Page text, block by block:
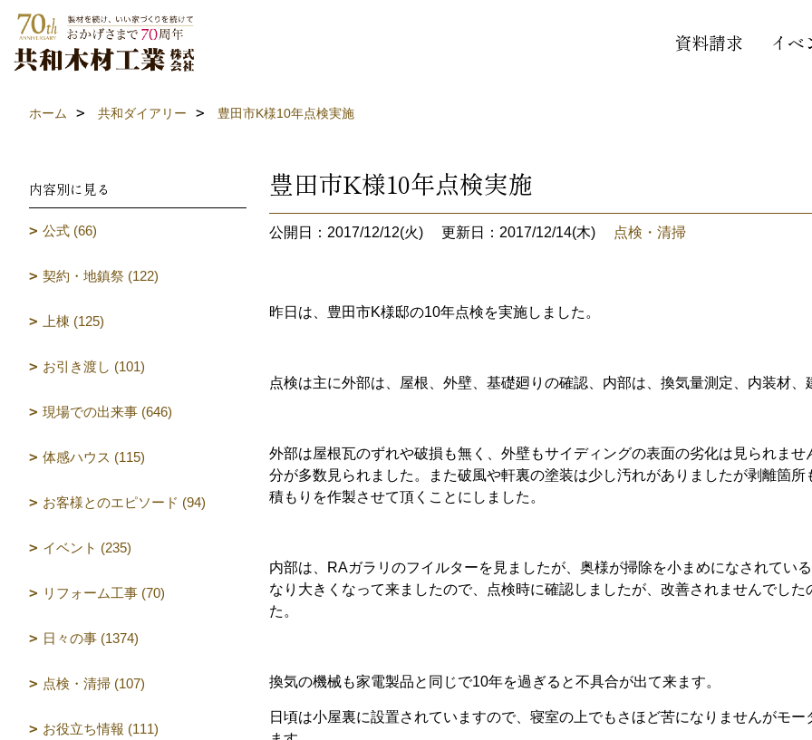
資料請求 イベ
ホーム 共和ダイアリー 豊田市K様10年点検実施
豊田市K様10年点検実施
公開日：2017/12/12(火) 更新日：2017/12/14(木) 点検・清掃
昨日は、豊田市K様邸の10年点検を実施しました。
点検は主に外部は、屋根、外壁、基礎廻りの確認、内部は、換気量測定、内装材
外部は屋根瓦のずれや破損も無く、外壁もサイディングの表面の劣化は見られま
分が多数見られました。また破風や軒裏の塗装は少し汚れがありましたが剥離箇
積もりを作製させて頂くことにしました。
内部は、RAガラリのフイルターを見ましたが、奥様が掃除を小まめになされてい
なり大きくなって来ましたので、点検時に確認しましたが、改善されませんでし
た。
換気の機械も家電製品と同じで10年を過ぎると不具合が出て来ます。
日頃は小屋裏に設置されていますので、寝室の上でもさほど苦になりませんがモ
内容別に見る
公式 (66)
契約・地鎮祭 (122)
上棟 (125)
お引き渡し (101)
現場での出来事 (646)
体感ハウス (115)
お客様とのエピソード (94)
イベント (235)
リフォーム工事 (70)
日々の事 (1374)
点検・清掃 (107)
お役立ち情報 (111)